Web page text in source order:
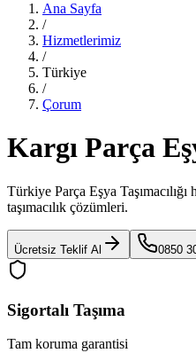
Ana Sayfa
/
Hizmetlerimiz
/
Türkiye
/
Çorum
Kargı Parça
Türkiye Parça Eşya Taşımacılığı
taşımacılık çözümleri.
Ücretsiz Teklif Al 0850
Sigortalı Taşıma
Tam koruma garantisi